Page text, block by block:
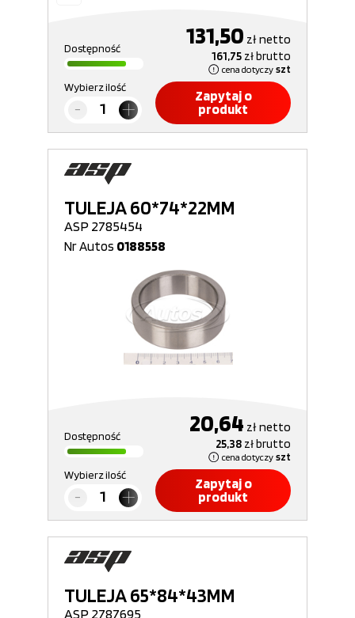
Dostępność 131,50 złnetto
161,75 złbrutto
cena dotyczy szt
Wybierz ilość
Zapytaj o
produkt
TULEJA 60*74*22MM
ASP 2785454
Nr Autos 0188558
Dostępność 20,64 złnetto
25,38 złbrutto
cena dotyczy szt
Wybierz ilość
Zapytaj o
produkt
TULEJA 65*84*43MM
ASP 2787695